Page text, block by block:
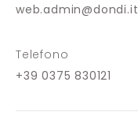
web.admin@dondi.it
Telefono
+39 0375 830121